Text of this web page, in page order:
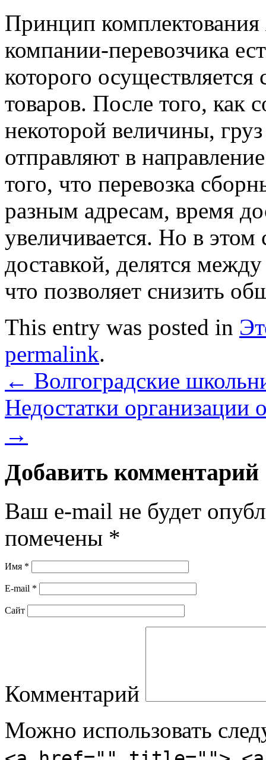
Принцип
компании-перевозчика
которого
товаров. После того, как
некоторой величины,
отправляют в
того, что перевозка
разным адресам, время
увеличивается. Но в этом
доставкой, делятся
что позволяет снизить
This entry was posted in
permalink.
← Волгоградские
Недостатки организации
→
Добавить комментарий
Ваш e-mail не будет
помечены *
Имя *
E-mail *
Сайт
Комментарий
Можно использовать